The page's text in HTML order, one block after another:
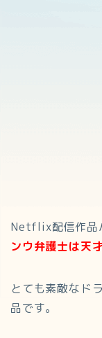
Netflix配信作品
ンウ弁護士は天
とても素敵なド
品です。